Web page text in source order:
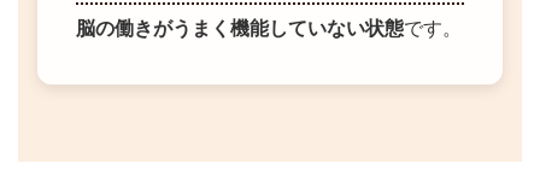
脳の働きがうまく機能していない状態です。